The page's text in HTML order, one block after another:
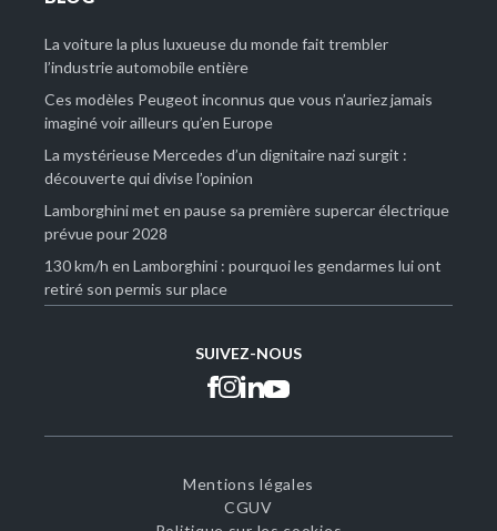
La voiture la plus luxueuse du monde fait trembler
l’industrie automobile entière
Ces modèles Peugeot inconnus que vous n’auriez jamais
imaginé voir ailleurs qu’en Europe
La mystérieuse Mercedes d’un dignitaire nazi surgit :
découverte qui divise l’opinion
Lamborghini met en pause sa première supercar électrique
prévue pour 2028
130 km/h en Lamborghini : pourquoi les gendarmes lui ont
retiré son permis sur place
SUIVEZ-NOUS
Mentions légales
CGUV